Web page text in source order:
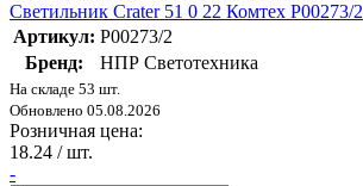
Светильник Crater 51 0 22 Комтех P00273/2
Артикул: P00273/2
Бренд:
НПР Светотехника
На складе 53 шт.
Обновлено 05.08.2026
Розничная цена:
18.24 / шт.
-